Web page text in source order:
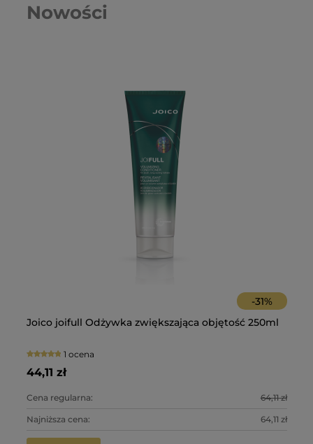
Nowości
-31%
Joico joifull Odżywka zwiększająca objętość 250ml
1 ocena
44,11 zł
Cena regularna: 64,11 zł
Najniższa cena: 64,11 zł